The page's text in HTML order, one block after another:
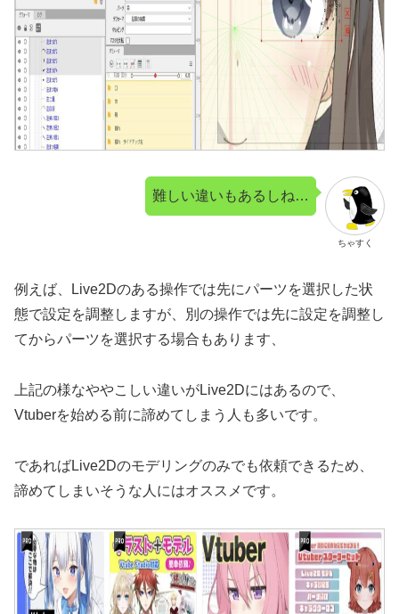
ちゃすく
難しい違いもあるしね…
例えば、Live2Dのある操作では先にパーツを選択した状
態で設定を調整しますが、別の操作では先に設定を調整し
てからパーツを選択する場合もあります、
上記の様なややこしい違いがLive2Dにはあるので、
Vtuberを始める前に諦めてしまう人も多いです。
であればLive2Dのモデリングのみでも依頼できるため、
諦めてしまいそうな人にはオススメです。